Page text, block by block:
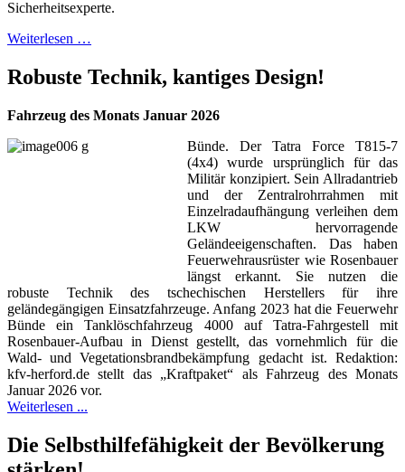
Sicherheitsexperte.
Weiterlesen …
Robuste Technik, kantiges Design!
Fahrzeug des Monats Januar 2026
Bünde. Der Tatra Force T815-7
(4x4) wurde ursprünglich für das
Militär konzipiert. Sein Allradantrieb
und der Zentralrohrrahmen mit
Einzelradaufhängung verleihen dem
LKW hervorragende
Geländeeigenschaften. Das haben
Feuerwehrausrüster wie Rosenbauer
längst erkannt. Sie nutzen die
robuste Technik des tschechischen Herstellers für ihre
geländegängigen Einsatzfahrzeuge. Anfang 2023 hat die Feuerwehr
Bünde ein Tanklöschfahrzeug 4000 auf Tatra-Fahrgestell mit
Rosenbauer-Aufbau in Dienst gestellt, das vornehmlich für die
Wald- und Vegetationsbrandbekämpfung gedacht ist. Redaktion:
kfv-herford.de stellt das „Kraftpaket“ als Fahrzeug des Monats
Januar 2026 vor.
Weiterlesen ...
Die Selbsthilfefähigkeit der Bevölkerung